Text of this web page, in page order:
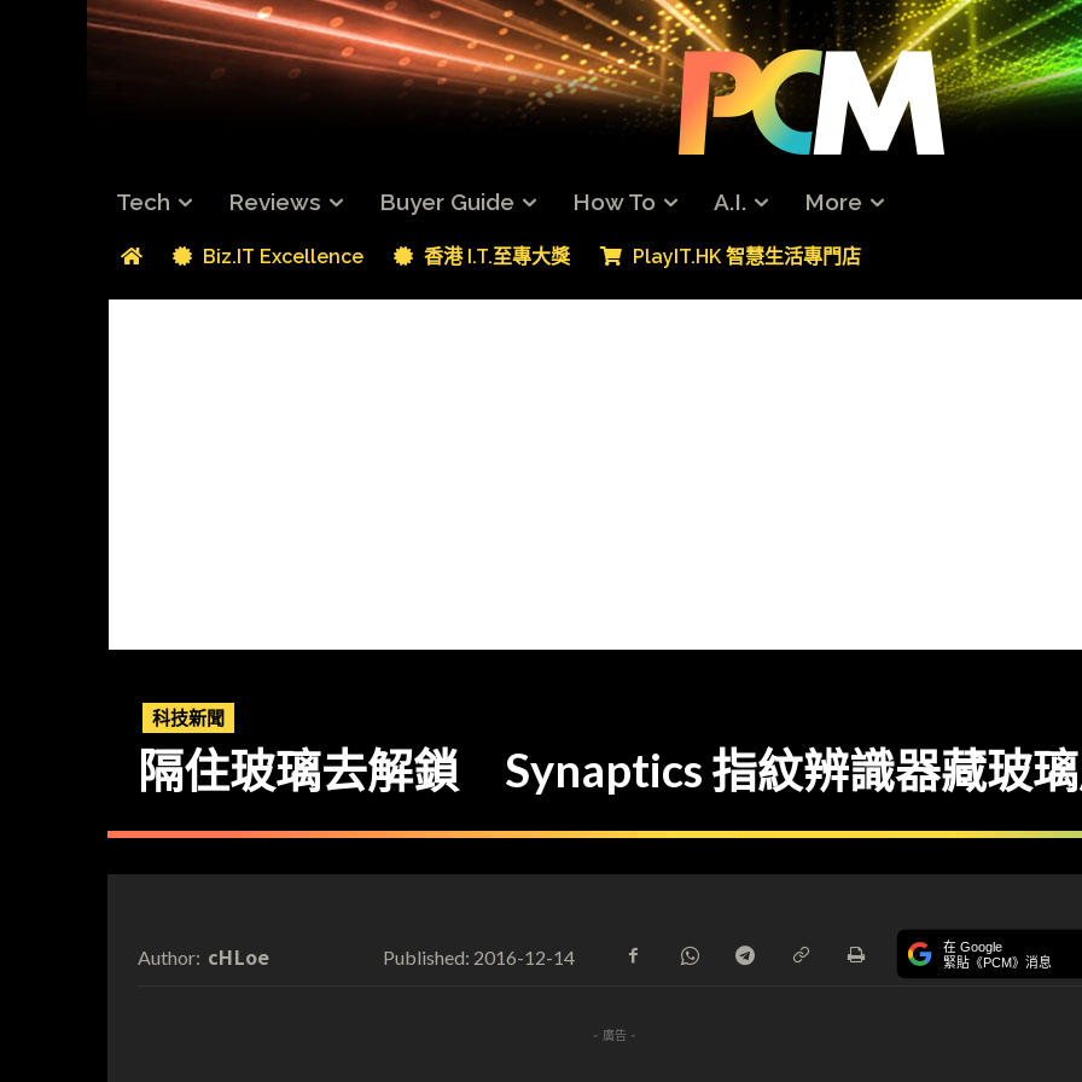
Tech Reviews Buyer Guide How To A.I. More
Biz.IT Excellence 香港 I.T.至專大獎 PlayIT.HK 智慧生活專門店
科技新聞
隔住玻璃去解鎖 Synaptics 指紋辨識器藏玻
Author: cHLoe Published: 2016-12-14 在 Google
緊貼《PCM》消息
- 廣告 -